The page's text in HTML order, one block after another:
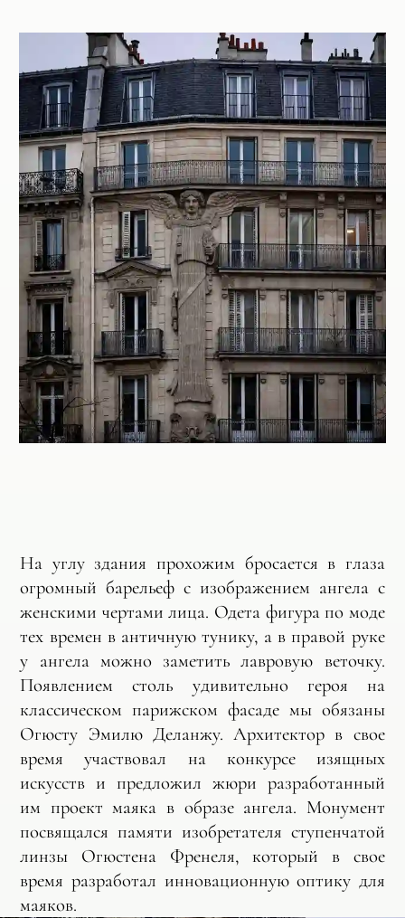
На углу здания прохожим бросается в глаза
огромный барельеф с изображением ангела с
женскими чертами лица. Одета фигура по моде
тех времен в античную тунику, а в правой руке
у ангела можно заметить лавровую веточку.
Появлением столь удивительно героя на
классическом парижском фасаде мы обязаны
Огюсту Эмилю Деланжу. Архитектор в свое
время участвовал на конкурсе изящных
искусств и предложил жюри разработанный
им проект маяка в образе ангела. Монумент
посвящался памяти изобретателя ступенчатой
линзы Огюстена Френеля, который в свое
время разработал инновационную оптику для
маяков.